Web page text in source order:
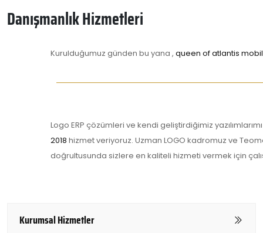
Danışmanlık Hizmetleri
Kurulduğumuz günden bu yana , queen of atlantis
Logo ERP çözümleri ve kendi geliştirdiğimiz
2018 hizmet veriyoruz. Uzman LOGO kadromuz ve
doğrultusunda sizlere en kaliteli hizmeti vermek için
Kurumsal Hizmetler